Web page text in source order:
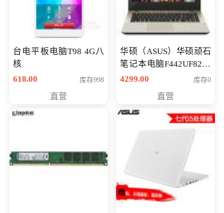
台电平板电脑T98 4G八
核
618.00
库存998
直营
华硕（ASUS）华硕顽石
笔记本电脑F442UF8250
八代独显轻薄办公商务
4299.00 库存0
直营